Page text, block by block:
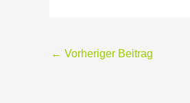
← Vorheriger Beitrag